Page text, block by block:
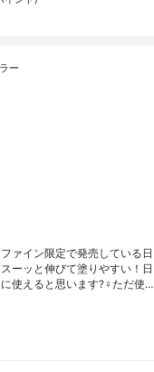
ー
ァイン限定で発売している日
ーッと伸びて塗りやすい！日
使えると思います?‍♀️ただ使…